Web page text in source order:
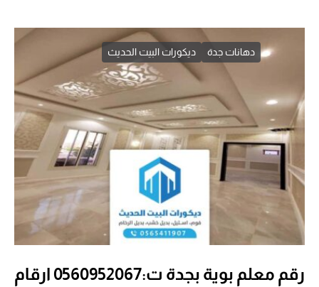
دهانات جدة ديكورات البيت الحديث
رقم معلم بوية بجدة ت:0560952067 ارقام